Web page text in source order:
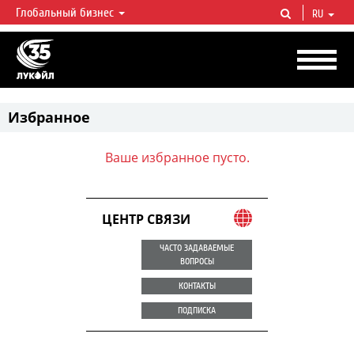
ЛУКОЙЛ СЕГОДНЯ
ЛУКОЙЛ — одна из крупнейших вертикально интегрированных
нефтегазовых компаний в мире, на долю которой приходится более 2%
мировой добычи нефти и около 1% доказанных запасов углеводородов.
Глобальный бизнес RU
Избранное
Ваше избранное пусто.
ЦЕНТР СВЯЗИ
ЧАСТО ЗАДАВАЕМЫЕ
ВОПРОСЫ
КОНТАКТЫ
ПОДПИСКА